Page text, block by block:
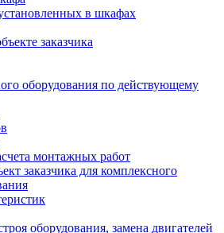
в шкафах
заказчика
оборудования по действующему
монтажных работ
заказчика для комплексного
оборудования, замена двигателей